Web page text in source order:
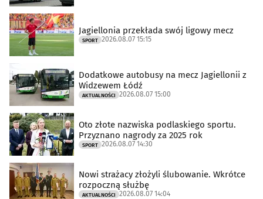
Jagiellonia przekłada swój ligowy mecz
SPORT 2026.08.07 15:15
Dodatkowe autobusy na mecz Jagiellonii z
Widzewem Łódź
AKTUALNOŚCI 2026.08.07 15:00
Oto złote nazwiska podlaskiego sportu.
Przyznano nagrody za 2025 rok
SPORT 2026.08.07 14:30
Nowi strażacy złożyli ślubowanie. Wkrótce
rozpoczną służbę
AKTUALNOŚCI 2026.08.07 14:04